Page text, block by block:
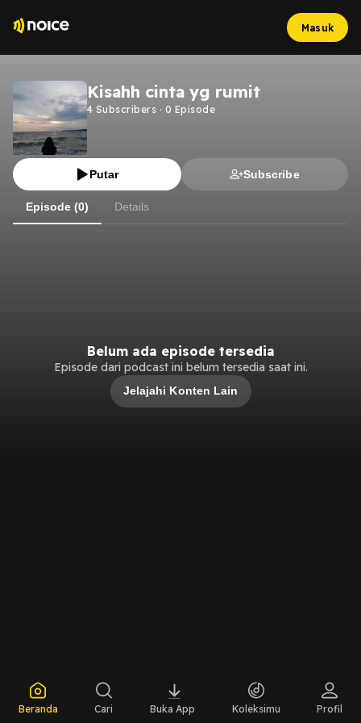
Masuk
Kisahh cinta yg rumit
4 Subscribers · 0 Episode
Putar Subscribe
Episode (0) Details
Belum ada episode tersedia
Episode dari podcast ini belum tersedia saat ini.
Jelajahi Konten Lain
Beranda Cari Buka App Koleksimu Profil